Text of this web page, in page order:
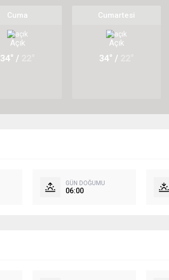
Cuma
Açık
34° /
Cumartesi
Açık
34° /
GÜN DOĞUMU
06:00